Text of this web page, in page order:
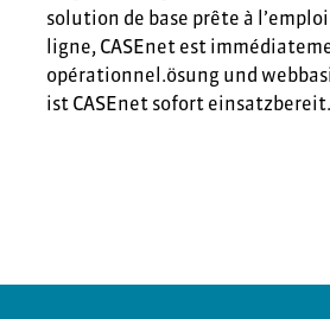
solution de base prête à
ligne, CASEnet est
opérationnel.ösung und
ist CASEnet sofort einsatzbereit.